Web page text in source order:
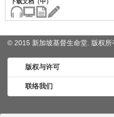
© 2015 新加坡基督生命堂. 版权所
版权与许可
联络我们